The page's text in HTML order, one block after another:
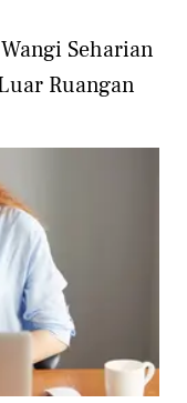
Seharian
Ruangan